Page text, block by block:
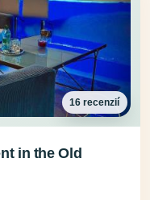
16 recenzií
in the Old